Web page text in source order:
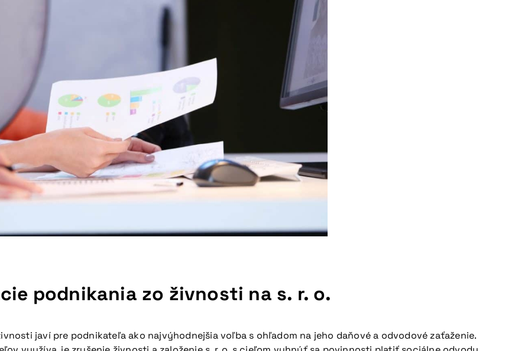
podnikania zo živnosti na s. r. o.
javí pre podnikateľa ako najvýhodnejšia voľba s ohľadom na jeho daňové a odvodové zaťaženie.